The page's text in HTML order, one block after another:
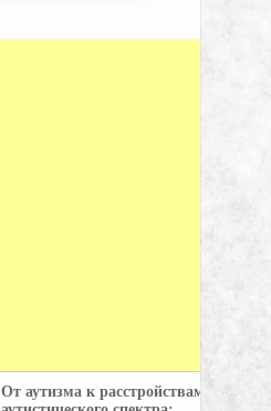
От аутизма к расстройствам